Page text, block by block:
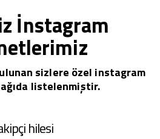
İnstagram
sizlere özel instagram
listelenmiştir.
hilesi